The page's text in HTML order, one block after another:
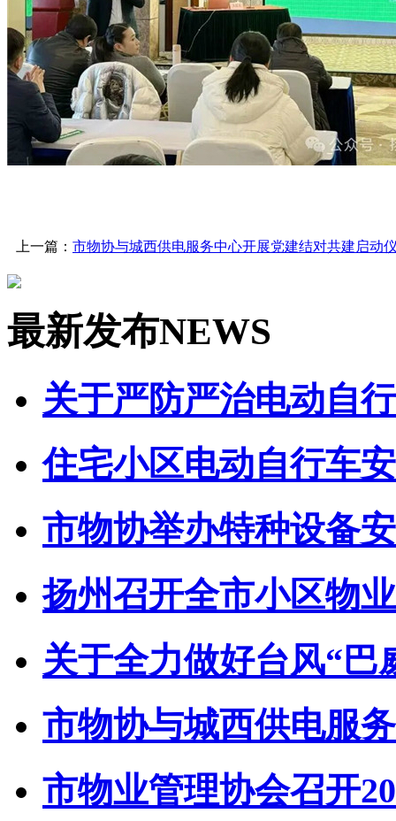
上一篇： 市物协与城西供电服务中心开展党建结对共建启动
最新发布NEWS
关于严防严治电动自
住宅小区电动自行车
市物协举办特种设备
扬州召开全市小区物
关于全力做好台风“巴
市物协与城西供电服
市物业管理协会召开